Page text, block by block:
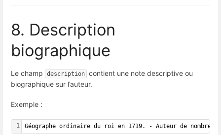
8. Description
biographique
Le champ description contient une note descriptive ou
biographique sur l’auteur.
Exemple :
1 Géographe ordinaire du roi en 1719. - Auteur de